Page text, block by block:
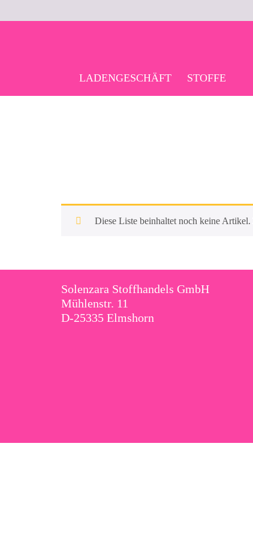
LADENGESCHÄFT STOFFE
Diese Liste beinhaltet noch keine Artikel.
Solenzara Stoffhandels GmbH
Mühlenstr. 11
D-25335 Elmshorn